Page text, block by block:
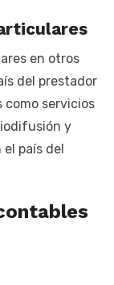
en otros
del prestador
como servicios
y
país del